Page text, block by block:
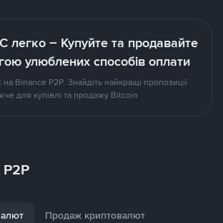
легко – Купуйте та продавайте
улюблених способів оплати
Binance P2P. Знайдіть найкращі пропозиції
для купівлі та продажу Bitcoin
Продаж криптовалют